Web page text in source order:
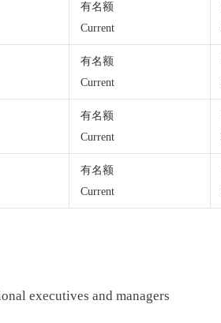
有名额
Current
有名额
Current
有名额
Current
有名额
Current
executives and managers